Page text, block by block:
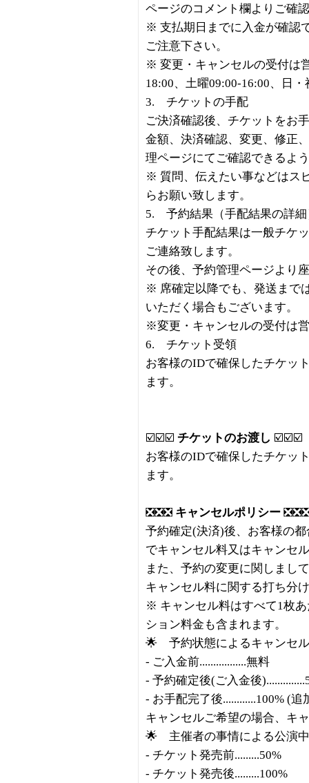
ページのコメント欄よりご確
※ 支払期日までに入金が確認
ご注意下さい。
※ 変更・キャンセルの受付は
18:00、土曜09:00-16:00、日
3. チケットの手配
ご決済確認後、チケットをお
金額、決済確認、変更、修正
理ページにてご確認できるよ
※ 質問、伝えたい事などはス
らお願い致します。
5. 予約結果（手配結果の詳細
チケット手配結果は一般チケ
ご連絡致します。
その後、予約管理ページより
※ 席確定以降でも、発送まで
いただく場合もございます。
※変更・キャンセルの受付は
6. チケット受領
お客様のIDで確保したチケッ
ます。
☑️☑️☑️ チケットのお渡し ☑️☑️☑️
お客様のIDで確保したチケッ
ます。
❎❎❎ キャンセルポリシー
予約確定(決済)後、お客様の
でキャンセル料又はキャンセ
また、予約の変更に関しまし
キャンセル料に関する打ち分
※ キャンセル料はすべて1枚
ション料金も含まれます。
🌟 予約状態によるキャンセ
- ご入金前.................無料
- 予約確定後(ご入金後
- お手配完了後............100% (
キャンセルご希望の場合、キ
🌟 主催者の事情による公演
- チケット発売前.........50%
- チケット発売後.........100%